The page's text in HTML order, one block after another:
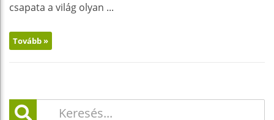
csapata a világ olyan ...
Tovább »